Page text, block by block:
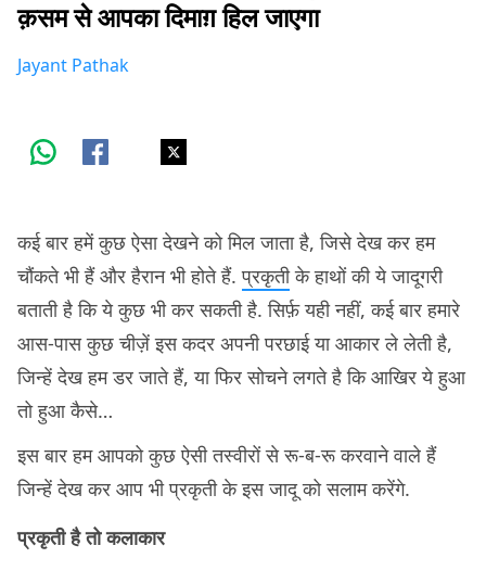
क़सम से आपका दिमाग़ हिल जाएगा
Jayant Pathak
कई बार हमें कुछ ऐसा देखने को मिल जाता है, जिसे देख कर हम
चौंकते भी हैं और हैरान भी होते हैं.प्रकृतीके हाथों की ये जादूगरी
बताती है कि ये कुछ भी कर सकती है. सिर्फ़ यही नहीं, कई बार हमारे
आस-पास कुछ चीज़ें इस कदर अपनी परछाई या आकार ले लेती है,
जिन्हें देख हम डर जाते हैं, या फिर सोचने लगते है कि आखिर ये हुआ
तो हुआ कैसे…
इस बार हम आपको कुछ ऐसी तस्वीरों से रू-ब-रू करवाने वाले हैं
जिन्हें देख कर आप भी प्रकृती के इस जादू को सलाम करेंगे.
प्रकृती है तो कलाकार